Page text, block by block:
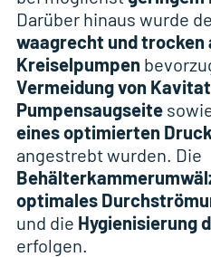
Darüber hinaus wurde
waagrecht und
Kreiselpumpen
Vermeidung von
Pumpensaugseite
eines optimierten
angestrebt wurden. Die
optimales
und die Hygienisierung
erfolgen.